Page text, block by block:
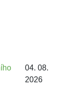
04. 08.
2026